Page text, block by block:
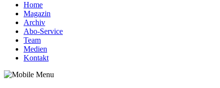
Home
Magazin
Archiv
Abo-Service
Team
Medien
Kontakt